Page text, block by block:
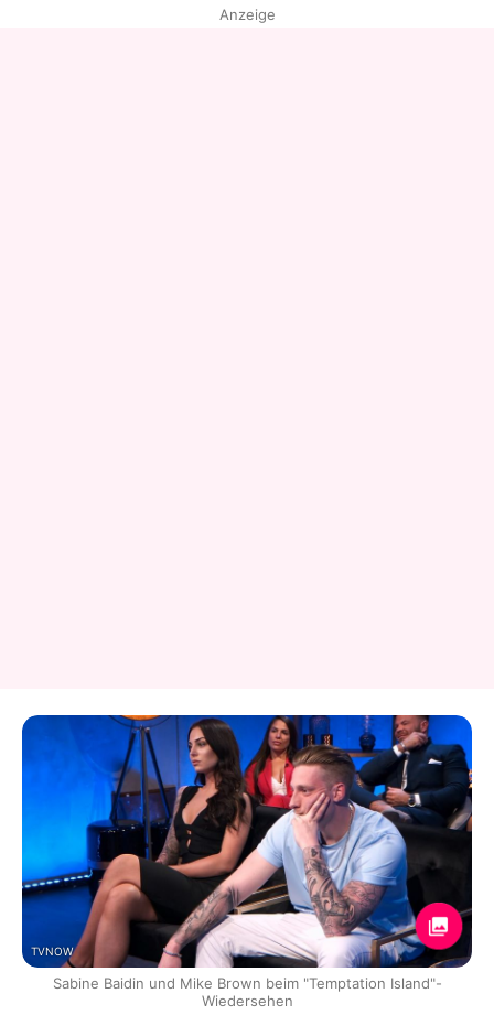
Anzeige
TVNOW
Sabine Baidin und Mike Brown beim "Temptation Island"-
Wiedersehen